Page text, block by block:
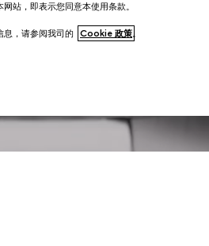
站，即表示您同意本使用条款。
息，请参阅我司的 Cookie 政策。